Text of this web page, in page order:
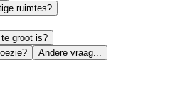
ruimtes?
groot is?
Andere vraag...